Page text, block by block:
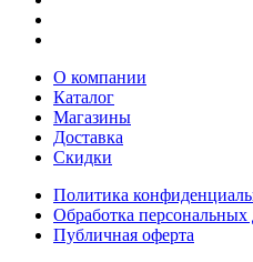
О компании
Каталог
Магазины
Доставка
Скидки
Политика
Обработка
Публичная оферта